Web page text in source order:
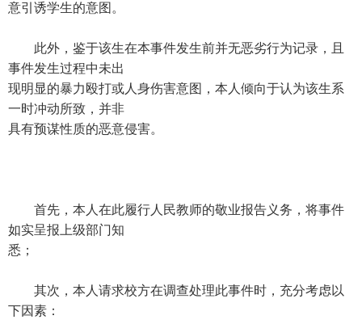
意引诱学生的意图。
此外，鉴于该生在本事件发生前并无恶劣行为记录，且
事件发生过程中未出
现明显的暴力殴打或人身伤害意图，本人倾向于认为该生系
一时冲动所致，并非
具有预谋性质的恶意侵害。
首先，本人在此履行人民教师的敬业报告义务，将事件
如实呈报上级部门知
悉；
其次，本人请求校方在调查处理此事件时，充分考虑以
下因素：